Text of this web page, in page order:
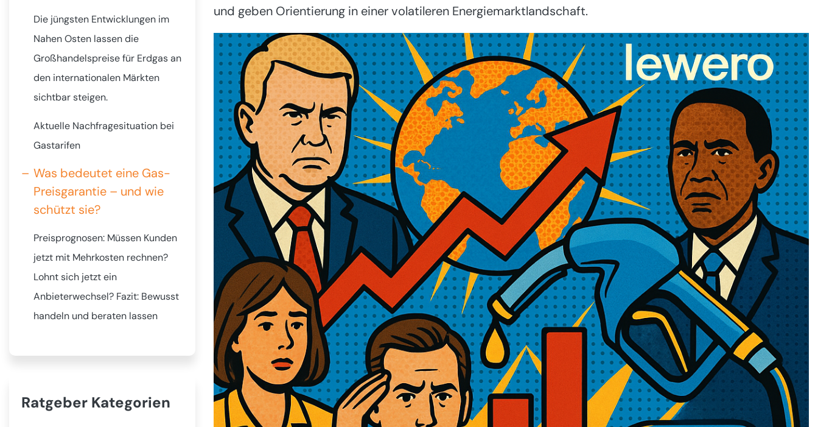
Die jüngsten Entwicklungen im
Nahen Osten lassen die
Großhandelspreise für Erdgas an
den internationalen Märkten
sichtbar steigen.
Aktuelle Nachfragesituation bei
Gastarifen
Was bedeutet eine Gas-
Preisgarantie – und wie
schützt sie?
Preisprognosen: Müssen Kunden
jetzt mit Mehrkosten rechnen?
Lohnt sich jetzt ein
Anbieterwechsel? Fazit: Bewusst
handeln und beraten lassen
Ratgeber Kategorien
und geben Orientierung in einer volatileren Energiemarktlandschaft.